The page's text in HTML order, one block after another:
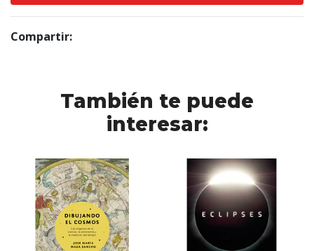
Compartir:
También te puede
interesar: